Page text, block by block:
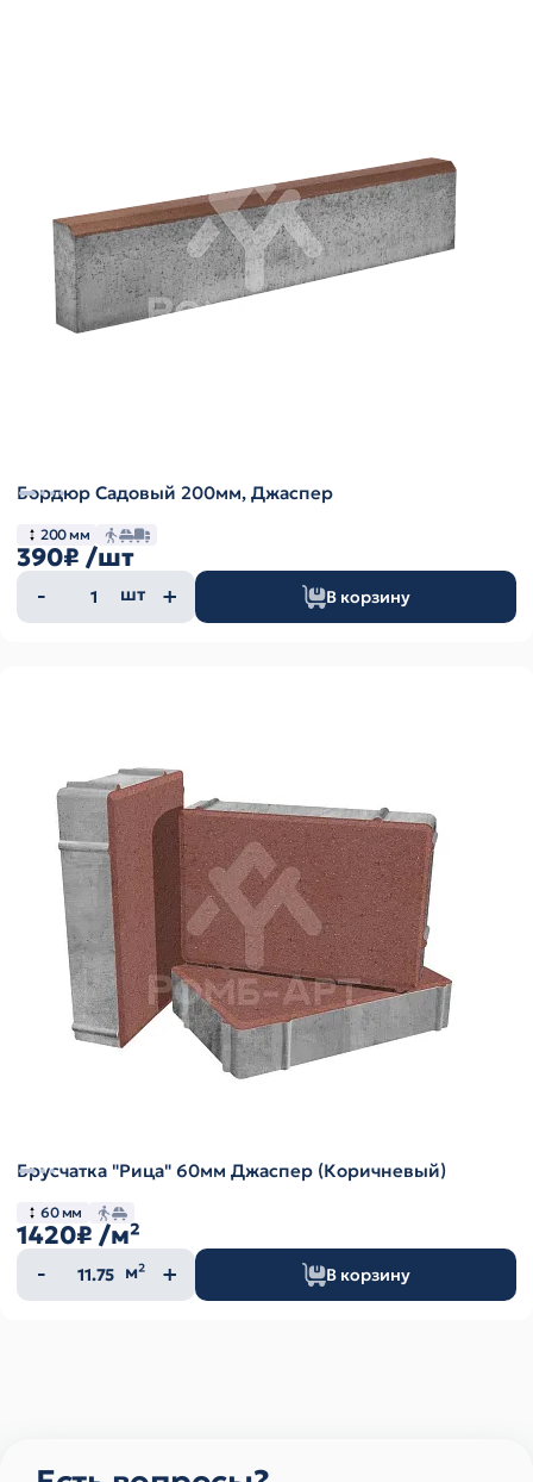
Бордюр Садовый 200мм, Джаспер
200 мм
390₽ /шт
Количество
шт В корзину
Брусчатка "Рица" 60мм Джаспер (Коричневый)
60 мм
1420₽ /м²
Количество
товара
м² В корзину